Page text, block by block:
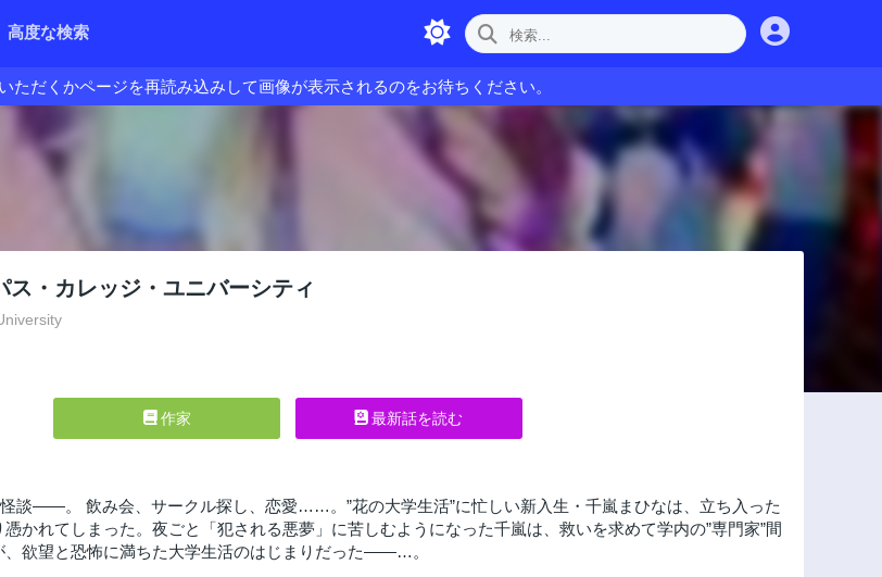
高度な検索
ただくかページを再読み込みして画像が表示されるのをお待ちください。
ス・カレッジ・ユニバーシティ
作家 最新話を読む
怪談――。 飲み会、サークル探し、恋愛……。”花の大学生活”に忙しい新入生・千嵐まひなは、立ち入った
かれてしまった。夜ごと「犯される悪夢」に苦しむようになった千嵐は、救いを求めて学内の”専門家”間
、欲望と恐怖に満ちた大学生活のはじまりだった――…。